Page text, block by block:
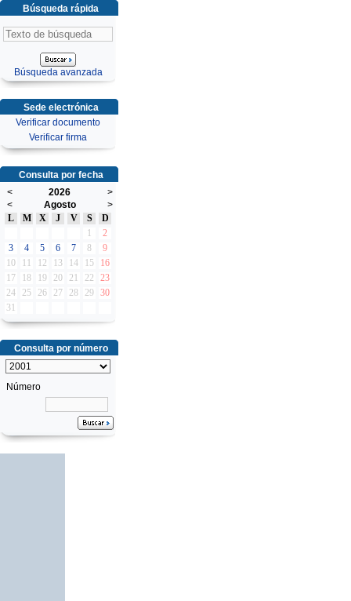
Búsqueda rápida
Búsqueda avanzada
Sede electrónica
Verificar documento
Verificar firma
Consulta por fecha
<
2026
>
<
Agosto
>
L
M X J V S
D
1
2
3
4 5 6 7 8
9
10
11 12 13 14 15
16
17
18 19 20 21 22
23
24
25 26 27 28 29 30
31
Consulta por número
Número